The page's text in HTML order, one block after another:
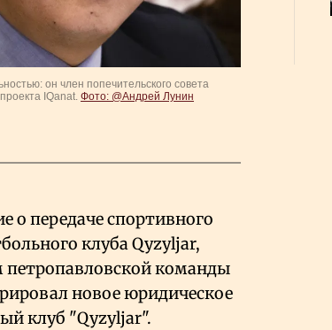
он член попечительского совета
IQanat. Фото: @Андрей Лунин
о передаче спортивного
клуба Qyzyljar,
петропавловской команды
новое юридическое
клуб "Qyzyljar".